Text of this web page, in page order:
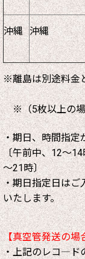
沖縄 沖縄
※離島は別途料金
※（5枚以上の場
・期日、時間指定
〔午前中、12～
～21時〕
・期日指定日はご
いたします。
【真空管発送の場
・上記のレコ―ド